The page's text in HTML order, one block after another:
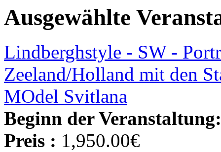
Ausgewählte
Lindberghstyle - SW -
Zeeland/Holland mit den
MOdel Svitlana
Beginn der
Preis : 1,950.00€